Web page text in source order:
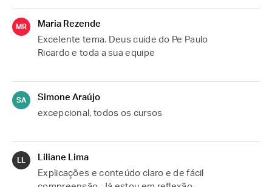
MR
Maria Rezende
Excelente tema. Deus cuide do Pe Paulo
Ricardo e toda a sua equipe
SA
Simone Araújo
excepcional, todos os cursos
Liliane Lima
Explicações e conteúdo claro e de fácil